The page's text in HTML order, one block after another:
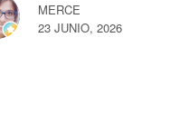
MERCE
23 JUNIO, 2026